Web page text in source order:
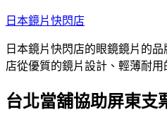
跳
主
要
容
日本鏡片快閃店
日本鏡片快閃店的眼鏡鏡片的
店從優質的鏡片設計、輕薄耐
台北當舖協助屏東支